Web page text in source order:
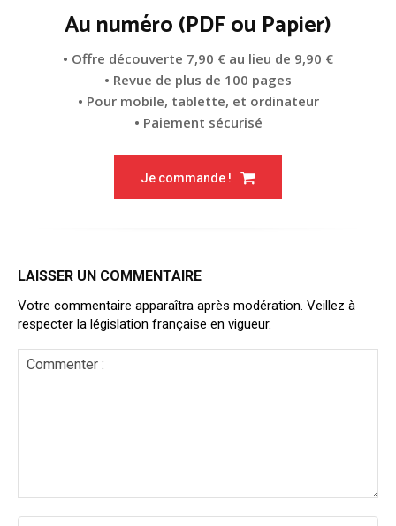
Au numéro (PDF ou Papier)
• Offre découverte 7,90 € au lieu de 9,90 €
• Revue de plus de 100 pages
• Pour mobile, tablette, et ordinateur
• Paiement sécurisé
Je commande !
LAISSER UN COMMENTAIRE
Votre commentaire apparaîtra après modération. Veillez à
respecter la législation française en vigueur.